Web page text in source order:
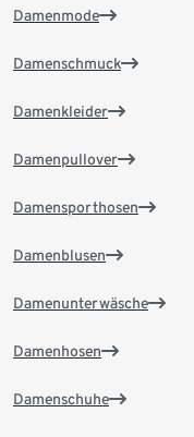
Damenmode
Damenschmuck
Damenkleider
Damenpullover
Damensporthosen
Damenblusen
Damenunterwäsche
Damenhosen
Damenschuhe